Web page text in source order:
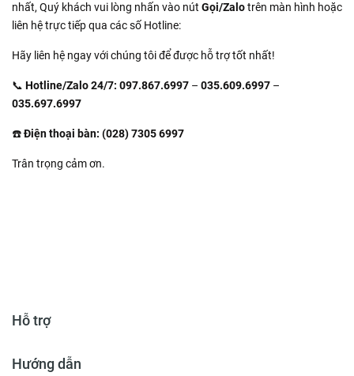
nhất, Quý khách vui lòng nhấn vào nút Gọi/Zalotrên màn hình hoặc
liên hệ trực tiếp qua các số Hotline:
Hãy liên hệ ngay với chúng tôi để được hỗ trợ tốt nhất!
📞 Hotline/Zalo 24/7: 097.867.6997 – 035.609.6997 –
035.697.6997
☎️Điện thoại bàn: (028) 7305 6997
Trân trọng cảm ơn.
Hỗ trợ
Hướng dẫn